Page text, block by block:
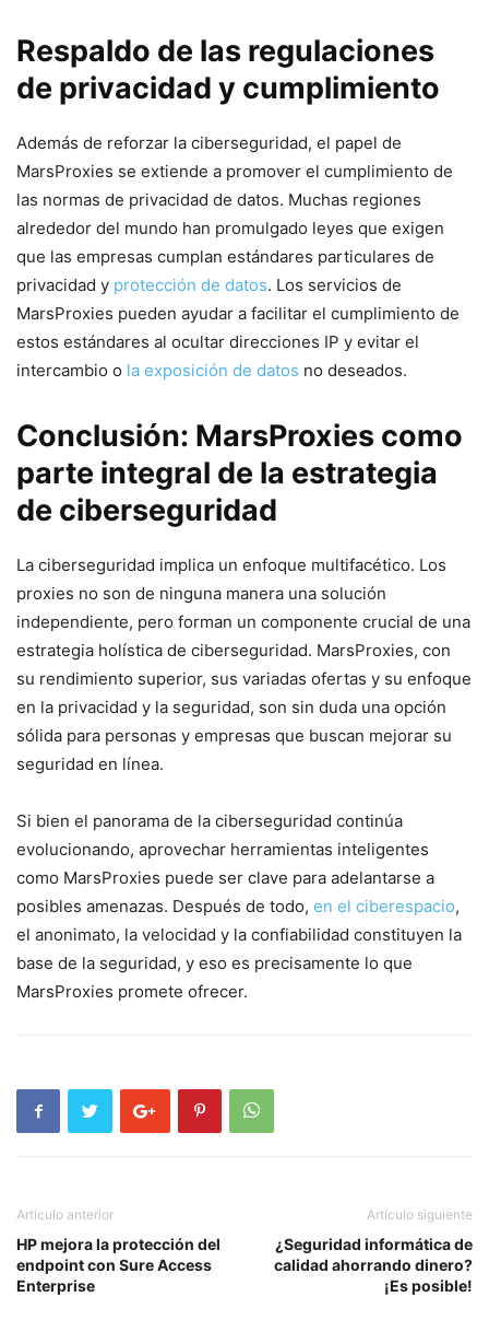
Respaldo de las regulaciones
⁤de privacidad‌ y cumplimiento
Además de reforzar la ciberseguridad, el papel de⁤
MarsProxies se extiende a promover el⁢ cumplimiento de
las normas de privacidad de datos. Muchas regiones
alrededor del mundo han promulgado leyes que exigen
que ‍las empresas cumplan estándares ⁢particulares de
privacidad y protección de datos. Los servicios de
MarsProxies pueden ayudar a ‍facilitar el cumplimiento de
estos estándares al ⁤ocultar direcciones IP y evitar el
⁢intercambio o la exposición de datos no deseados.
Conclusión: MarsProxies como
parte integral de la estrategia
de ciberseguridad
La ciberseguridad implica⁤ un enfoque multifacético. Los⁢
proxies no son ​de ninguna manera‍ una solución
⁣independiente, pero forman un componente crucial de una​
estrategia holística de ciberseguridad. MarsProxies, con
su rendimiento superior, sus variadas ofertas y su enfoque
en ⁤la privacidad y la seguridad, son sin duda una‌ opción
sólida ⁤para personas y empresas que buscan mejorar su
⁣seguridad en⁣ línea.
Si bien el panorama de la⁣ ciberseguridad continúa
evolucionando, ‍aprovechar herramientas inteligentes
como MarsProxies puede ser ​clave⁢ para adelantarse ⁣a⁣
posibles amenazas. Después de todo, en el ciberespacio,
el anonimato, la velocidad‌ y la confiabilidad ‍constituyen la
base de‌ la seguridad, y eso es precisamente lo que
MarsProxies‍ promete ofrecer.
Artículo anterior
HP mejora la protección del
endpoint con Sure Access
Enterprise
Artículo siguiente
¿Seguridad informática de
calidad ahorrando dinero?
¡Es posible!